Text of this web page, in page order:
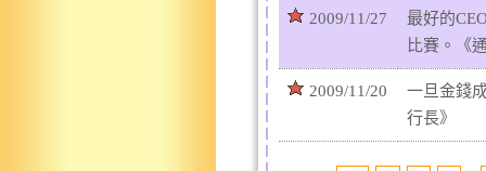
2009/11/27
最好的
比賽。《
2009/11/20
一旦金錢
行長》